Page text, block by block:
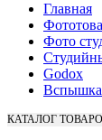
Главная
Фото
Godox
Вспышка
КАТАЛОГ